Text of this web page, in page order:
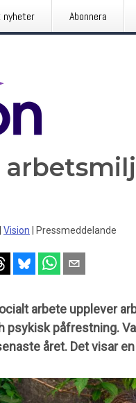
nyheter Abonnera
Vision Pressmeddelande
arbete upplever
psykisk påfrestning.
året. Det visar